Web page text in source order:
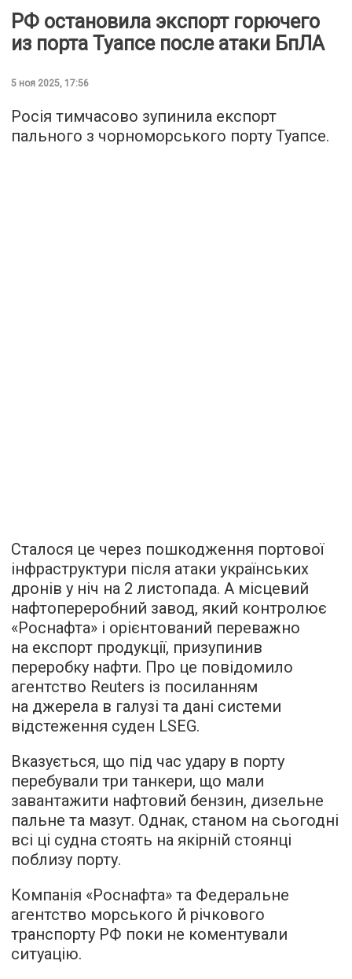
РФ остановила экспорт горючего
из порта Туапсе после атаки БпЛА
5 ноя 2025, 17:56
Росія тимчасово зупинила експорт
пального з чорноморського порту Туапсе.
Сталося це через пошкодження портової
інфраструктури після атаки українських
дронів у ніч на 2 листопада. А місцевий
нафтопереробний завод, який контролює
«Роснафта» і орієнтований переважно
на експорт продукції, призупинив
переробку нафти. Про це повідомило
агентство Reuters із посиланням
на джерела в галузі та дані системи
відстеження суден LSEG.
Вказується, що під час удару в порту
перебували три танкери, що мали
завантажити нафтовий бензин, дизельне
пальне та мазут. Однак, станом на сьогодні
всі ці судна стоять на якірній стоянці
поблизу порту.
Компанія «Роснафта» та Федеральне
агентство морського й річкового
транспорту РФ поки не коментували
ситуацію.